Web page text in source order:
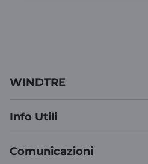
WINDTRE
Info Utili
Comunicazioni